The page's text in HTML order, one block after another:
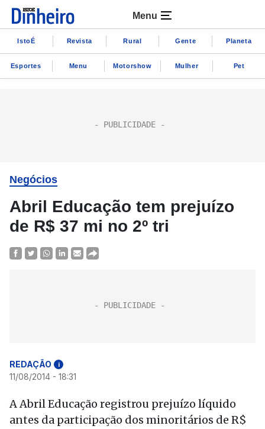
Menu
IstoÉ Revista Rural Gente Planeta
Esportes Menu Motorshow Mulher Pet
Negócios
Abril Educação tem prejuízo
de R$ 37 mi no 2º tri
REDAÇÃO i
11/08/2014 - 18:31
A Abril Educação registrou prejuízo líquido
antes da participação dos minoritários de R$